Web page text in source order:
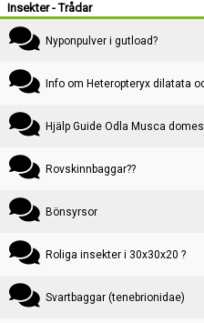
Insekter - Trådar
Nyponpulver i gutload?
Info om Heteropteryx dilatata
Hjälp Guide Odla Musca
Rovskinnbaggar??
Bönsyrsor
Roliga insekter i 30x30x20 ?
Svartbaggar (tenebrionidae)
Användarnamn:
Lösenord:
Terms of Service